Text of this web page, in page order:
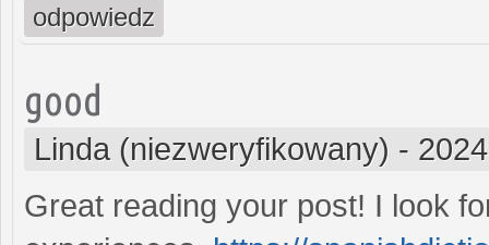
odpowiedz
good
Linda (niezweryfikowany) -
Great reading your post! I look